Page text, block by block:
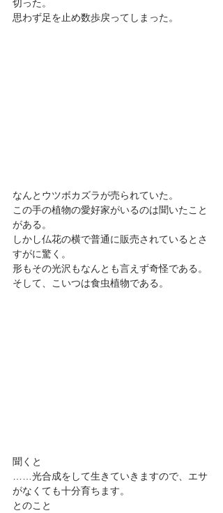
切った。
思わず足を止め数歩戻ってしまった。
なんとウツボカズラが売られていた。
この手の植物の愛好家がいるのは聞いたこと
がある。
しかし仏花の横で普通に販売されているとさ
すがに驚く。
形もその光沢もなんとも言えず奇怪である。
そして、こいつは食虫植物である。
聞くと
……光合成をして生きていきますので、エサ
がなくても十分育ちます。
とのこと